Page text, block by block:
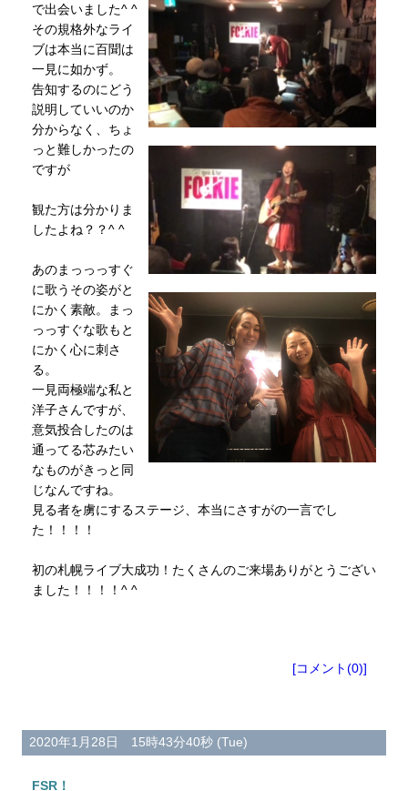
で出会いました^ ^
その規格外なライ
ブは本当に百聞は
一見に如かず。
告知するのにどう
説明していいのか
分からなく、ちょ
っと難しかったの
ですが
観た方は分かりま
したよね？？^ ^
あのまっっっすぐ
に歌うその姿がと
にかく素敵。まっ
っっすぐな歌もと
にかく心に刺さ
る。
一見両極端な私と
洋子さんですが、
意気投合したのは
通ってる芯みたい
なものがきっと同
じなんですね。
見る者を虜にするステージ、本当にさすがの一言でし
た！！！！
初の札幌ライブ大成功！たくさんのご来場ありがとうござい
ました！！！！^ ^
[コメント(0)]
2020年1月28日 15時43分40秒 (Tue)
FSR！